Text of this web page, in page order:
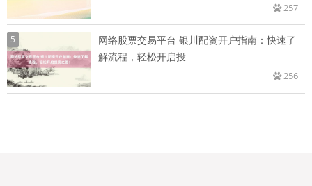
257
5
网络股票交易平台 银川配资开户指南：快速了
解流程，轻松开启投
256